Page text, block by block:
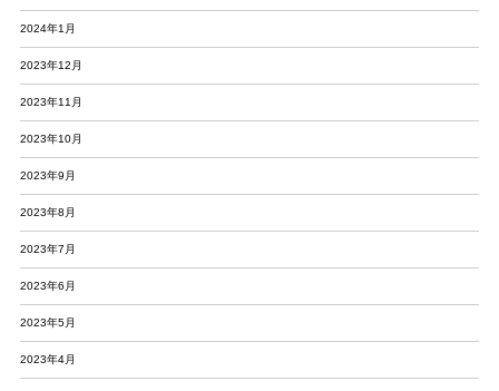
2024年1月
2023年12月
2023年11月
2023年10月
2023年9月
2023年8月
2023年7月
2023年6月
2023年5月
2023年4月